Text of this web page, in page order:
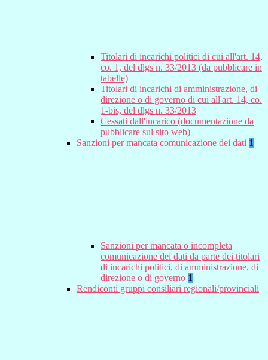
Titolari di incarichi politici di cui all'art. 14,
co. 1, del dlgs n. 33/2013 (da pubblicare in
tabelle)
Titolari di incarichi di amministrazione, di
direzione o di governo di cui all'art. 14, co.
1-bis, del dlgs n. 33/2013
Cessati dall'incarico (documentazione da
pubblicare sul sito web)
Sanzioni per mancata comunicazione dei dati 1
Sanzioni per mancata o incompleta
comunicazione dei dati da parte dei titolari
di incarichi politici, di amministrazione, di
direzione o di governo 1
Rendiconti gruppi consiliari regionali/provinciali